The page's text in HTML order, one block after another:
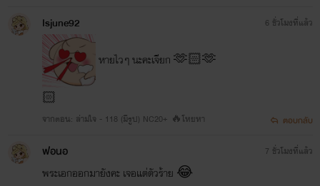
Isjune92
หายไวๆ นะคะเจียก 🫶🏻🫶
🏻
จากตอน: ล่ามใจ - 118 (มีรูป) NC20+ 🔥โหยหา
6 ชั่วโมงที่แล้ว
ตอบกลับ
ฟอนอ
พระเอกออกมายังคะ เจอแต่ตัวร้าย 😂
7 ชั่วโมงที่แล้ว